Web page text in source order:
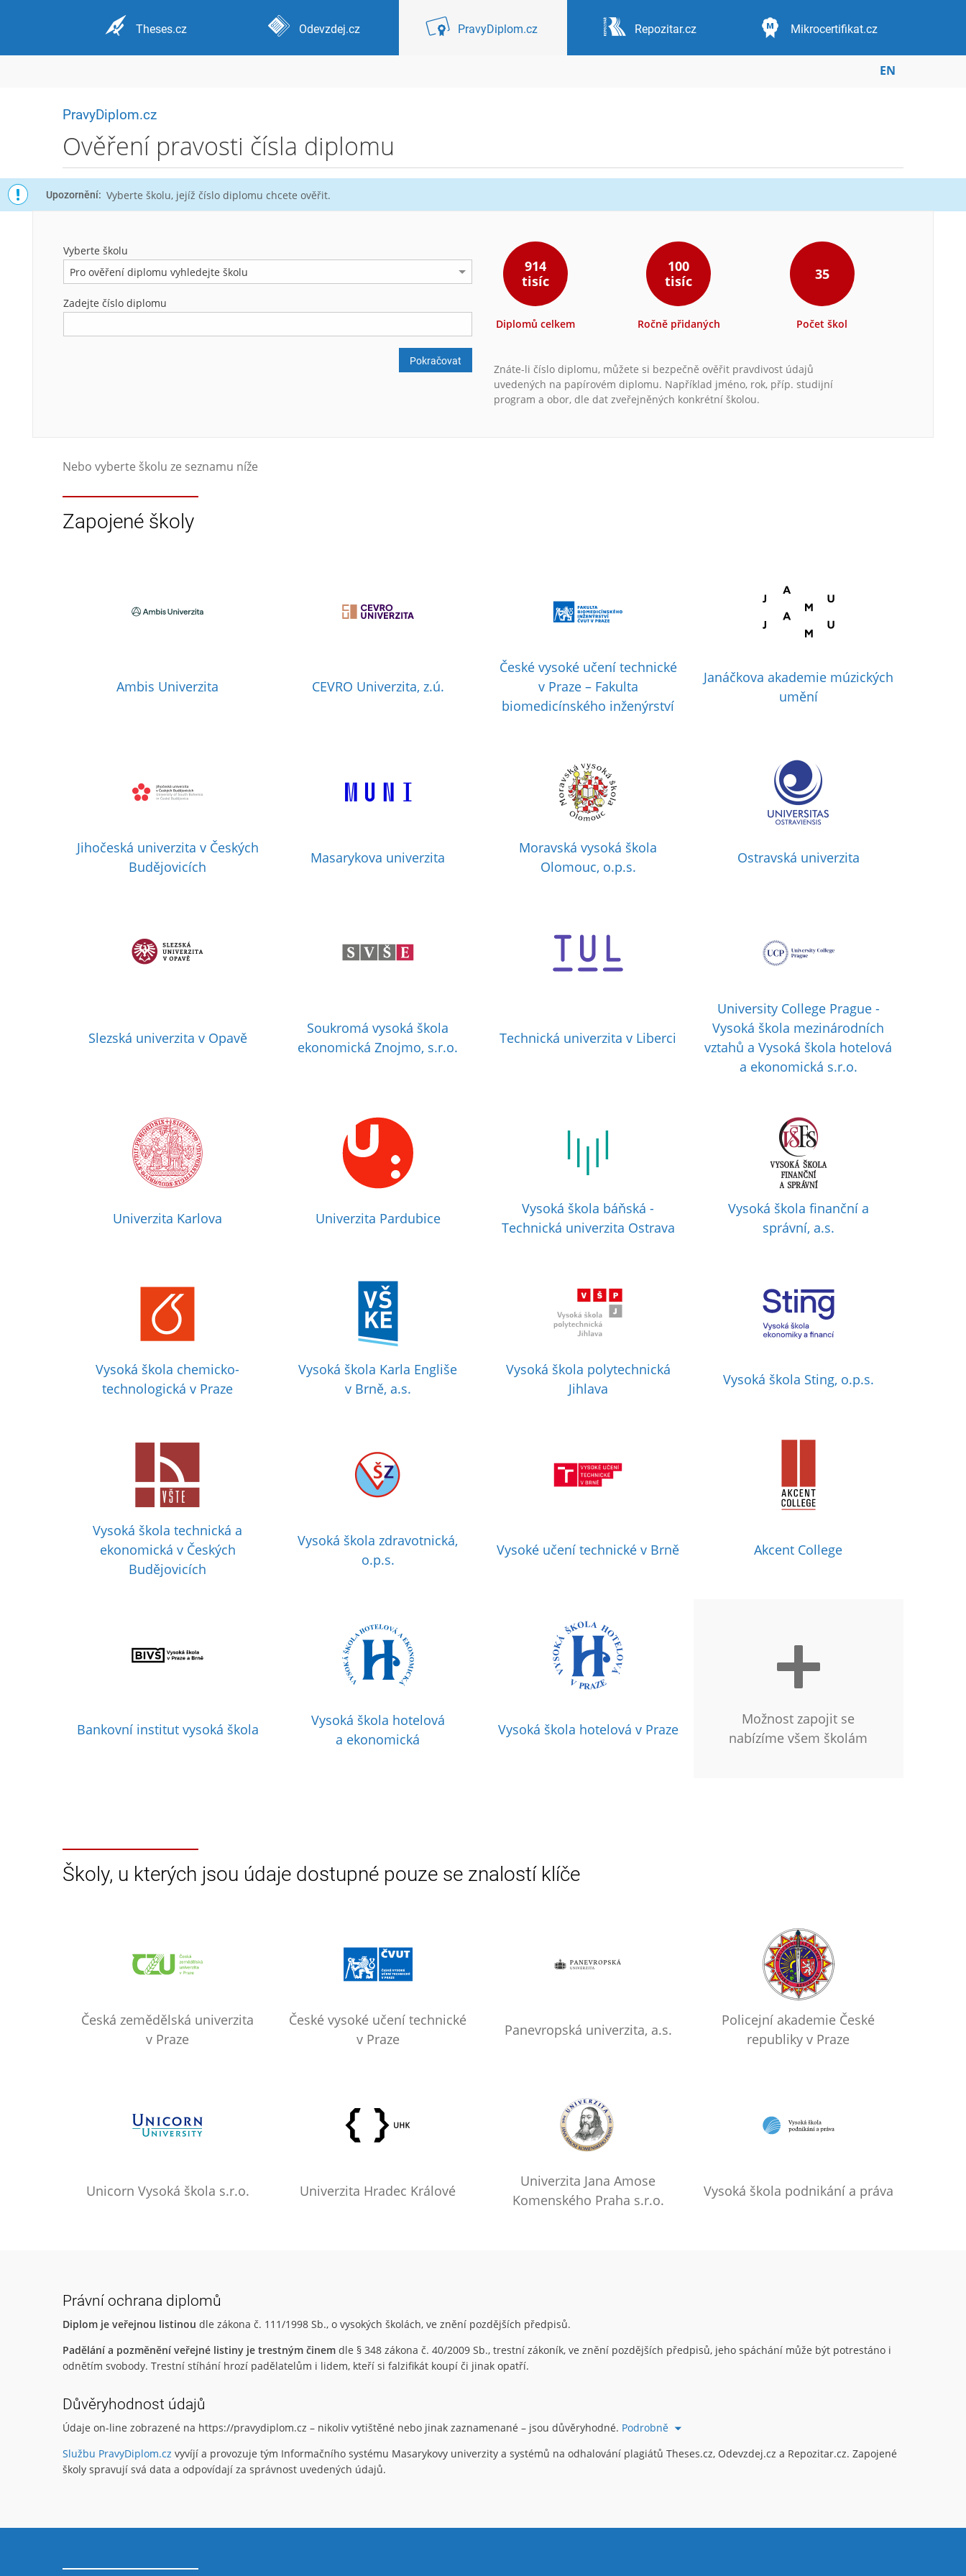
Theses.cz Odevzdej.cz PravyDiplom.cz Repozitar.cz Mikrocertifikat.cz
EN
PravyDiplom.cz
Ověření pravosti čísla diplomu
Upozornění: Vyberte školu, jejíž číslo diplomu chcete ověřit.
Vyberte školu
Pro ověření diplomu vyhledejte školu
Zadejte číslo diplomu
Pokračovat
914
tisíc
Diplomů celkem
100
tisíc
Ročně přidaných
35
Počet škol
Znáte-li číslo diplomu, můžete si bezpečně ověřit pravdivost údajů
uvedených na papírovém diplomu. Například jméno, rok, příp. studijní
program a obor, dle dat zveřejněných konkrétní školou.
Nebo vyberte školu ze seznamu níže
Zapojené školy
Ambis Univerzita CEVRO Univerzita, z.ú.
České vysoké učení technické
v Praze – Fakulta
biomedicínského inženýrství
Janáčkova akademie múzických
umění
Jihočeská univerzita v Českých
Budějovicích
Masarykova univerzita
Moravská vysoká škola
Olomouc, o.p.s.
Ostravská univerzita
Slezská univerzita v Opavě
Soukromá vysoká škola
ekonomická Znojmo, s.r.o.
Technická univerzita v Liberci
University College Prague -
Vysoká škola mezinárodních
vztahů a Vysoká škola hotelová
a ekonomická s.r.o.
Univerzita Karlova Univerzita Pardubice
Vysoká škola báňská -
Technická univerzita Ostrava
Vysoká škola finanční a
správní, a.s.
Vysoká škola chemicko-
technologická v Praze
Vysoká škola Karla Engliše
v Brně, a.s.
Vysoká škola polytechnická
Jihlava
Vysoká škola Sting, o.p.s.
Vysoká škola technická a
ekonomická v Českých
Budějovicích
Vysoká škola zdravotnická,
o.p.s.
Vysoké učení technické v Brně Akcent College
Bankovní institut vysoká škola
Vysoká škola hotelová
a ekonomická
Vysoká škola hotelová v Praze
Možnost zapojit se
nabízíme všem školám
Školy, u kterých jsou údaje dostupné pouze se znalostí klíče
Česká zemědělská univerzita
v Praze
České vysoké učení technické
v Praze
Panevropská univerzita, a.s.
Policejní akademie České
republiky v Praze
Unicorn Vysoká škola s.r.o. Univerzita Hradec Králové
Univerzita Jana Amose
Komenského Praha s.r.o.
Vysoká škola podnikání a práva
Právní ochrana diplomů
Diplom je veřejnou listinou dle zákona č. 111/1998 Sb., o vysokých školách, ve znění pozdějších předpisů.
Padělání a pozměnění veřejné listiny je trestným činem dle § 348 zákona č. 40/2009 Sb., trestní zákoník, ve znění pozdějších předpisů, jeho spáchání může být potrestáno i
odnětím svobody. Trestní stíhání hrozí padělatelům i lidem, kteří si falzifikát koupí či jinak opatří.
Důvěryhodnost údajů
Údaje on-line zobrazené na https://pravydiplom.cz – nikoliv vytištěné nebo jinak zaznamenané – jsou důvěryhodné. Podrobně
Službu PravyDiplom.cz vyvíjí a provozuje tým Informačního systému Masarykovy univerzity a systémů na odhalování plagiátů Theses.cz, Odevzdej.cz a Repozitar.cz. Zapojené
školy spravují svá data a odpovídají za správnost uvedených údajů.